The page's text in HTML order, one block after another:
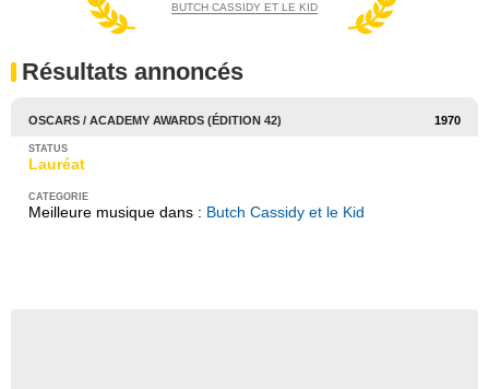
BUTCH CASSIDY ET LE KID
Résultats annoncés
OSCARS / ACADEMY AWARDS (ÉDITION 42) 1970
Lauréat
Meilleure musique dans : Butch Cassidy et le Kid